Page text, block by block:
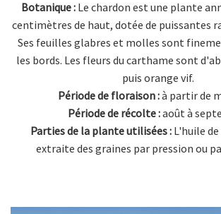
Botanique : Le chardon est une plante
centimètres de haut, dotée de puissantes
Ses feuilles glabres et molles sont
les bords. Les fleurs du carthame sont
puis orange vif.
Période de floraison :à partir de
Période de récolte :août à
Parties de la plante utilisées : L'huile
extraite des graines par pression ou